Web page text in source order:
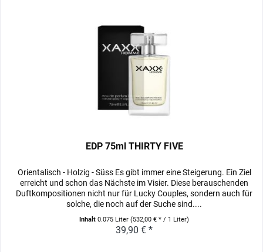
EDP 75ml THIRTY FIVE
Orientalisch - Holzig - Süss Es gibt immer eine Steigerung. Ein Ziel
erreicht und schon das Nächste im Visier. Diese berauschenden
Duftkompositionen nicht nur für Lucky Couples, sondern auch für
solche, die noch auf der Suche sind....
Inhalt0.075 Liter(532,00 € * / 1 Liter)
39,90 € *